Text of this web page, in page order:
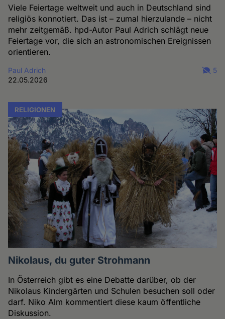
Viele Feiertage weltweit und auch in Deutschland sind
religiös konnotiert. Das ist – zumal hierzulande – nicht
mehr zeitgemäß. hpd-Autor Paul Adrich schlägt neue
Feiertage vor, die sich an astronomischen Ereignissen
orientieren.
Paul Adrich
22.05.2026
5
RELIGIONEN
Nikolaus, du guter Strohmann
In Österreich gibt es eine Debatte darüber, ob der
Nikolaus Kindergärten und Schulen besuchen soll oder
darf. Niko Alm kommentiert diese kaum öffentliche
Diskussion.